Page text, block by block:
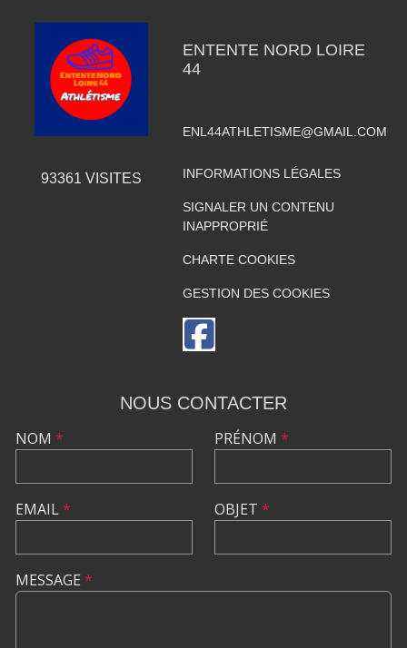
93361 VISITES
ENTENTE NORD LOIRE
44
ENL44ATHLETISME@GMAIL.COM
INFORMATIONS LÉGALES
SIGNALER UN CONTENU
INAPPROPRIÉ
CHARTE COOKIES
GESTION DES COOKIES
NOUS CONTACTER
NOM *
EMAIL*
PRÉNOM *
OBJET *
MESSAGE *